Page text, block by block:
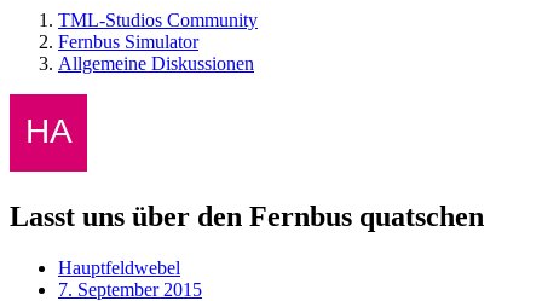
TML-Studios Community
Fernbus Simulator
Allgemeine Diskussionen
Lasst uns über den Fernbus quatschen
Hauptfeldwebel
7. September 2015